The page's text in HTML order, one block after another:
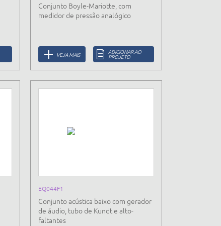
Conjunto Boyle-Mariotte, com
medidor de pressão analógico
VEJA MAIS ADICIONAR AO
PROJETO
EQ044F1
Conjunto acústica baixo com gerador
de áudio, tubo de Kundt e alto-
faltantes